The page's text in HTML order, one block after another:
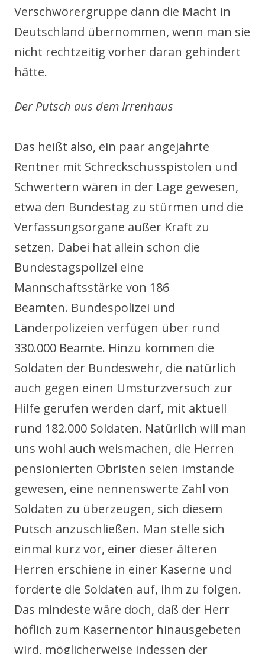
Verschwörergruppe dann die Macht in
Deutschland übernommen, wenn man sie
nicht rechtzeitig vorher daran gehindert
hätte.
Der Putsch aus dem Irrenhaus
Das heißt also, ein paar angejahrte
Rentner mit Schreckschusspistolen und
Schwertern wären in der Lage gewesen,
etwa den Bundestag zu stürmen und die
Verfassungsorgane außer Kraft zu
setzen. Dabei hat allein schon die
Bundestagspolizei eine
Mannschaftsstärke von 186
Beamten. Bundespolizei und
Länderpolizeien verfügen über rund
330.000 Beamte. Hinzu kommen die
Soldaten der Bundeswehr, die natürlich
auch gegen einen Umsturzversuch zur
Hilfe gerufen werden darf, mit aktuell
rund 182.000 Soldaten. Natürlich will man
uns wohl auch weismachen, die Herren
pensionierten Obristen seien imstande
gewesen, eine nennenswerte Zahl von
Soldaten zu überzeugen, sich diesem
Putsch anzuschließen. Man stelle sich
einmal kurz vor, einer dieser älteren
Herren erschiene in einer Kaserne und
forderte die Soldaten auf, ihm zu folgen.
Das mindeste wäre doch, daß der Herr
höflich zum Kasernentor hinausgebeten
wird, möglicherweise indessen der